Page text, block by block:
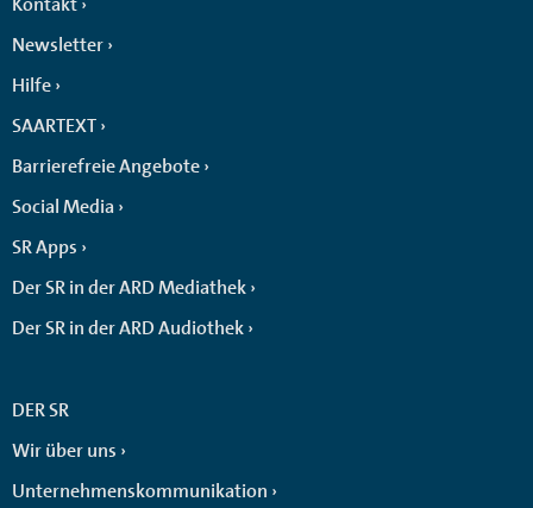
Newsletter
Hilfe
SAARTEXT
Barrierefreie Angebote
Social Media
SR Apps
Der SR in der ARD Mediathek
Der SR in der ARD Audiothek
DER SR
Wir über uns
Unternehmenskommunikation